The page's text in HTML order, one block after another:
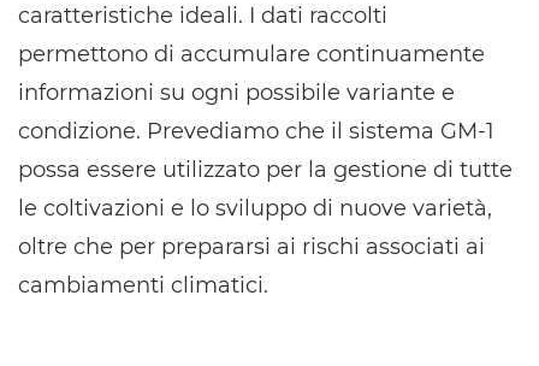
caratteristiche ideali. I dati raccolti
permettono di accumulare continuamente
informazioni su ogni possibile variante e
condizione. Prevediamo che il sistema GM-1
possa essere utilizzato per la gestione di tutte
le coltivazioni e lo sviluppo di nuove varietà,
oltre che per prepararsi ai rischi associati ai
cambiamenti climatici.